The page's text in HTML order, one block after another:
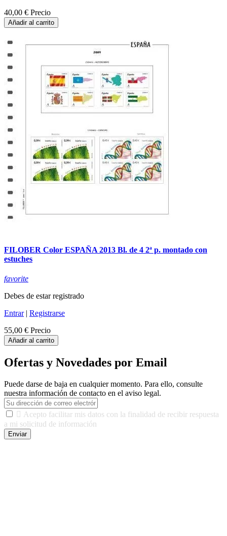
40,00 € Precio
Añadir al carrito
FILOBER Color ESPAÑA 2013 Bl. de 4 2ª p. montado con
estuches
favorite
Debes de estar registrado
Entrar| Registrarse
55,00 € Precio
Añadir al carrito
Ofertas y Novedades por Email
Puede darse de baja en cualquier momento. Para ello, consulte
nuestra información de contacto en el aviso legal.
 Acepto facilitar mis datos con la finalidad de recibir respuesta
a mi solicitud de información
Enviar